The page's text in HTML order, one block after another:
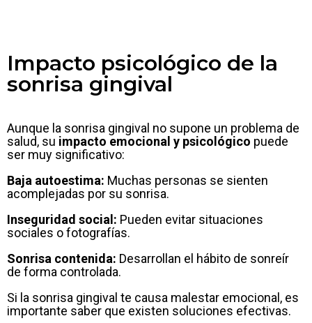
Impacto psicológico de la
sonrisa gingival
Aunque la sonrisa gingival no supone un problema de
salud, su impacto emocional y psicológico puede
ser muy significativo:
Baja autoestima: Muchas personas se sienten
acomplejadas por su sonrisa.
Inseguridad social: Pueden evitar situaciones
sociales o fotografías.
Sonrisa contenida: Desarrollan el hábito de sonreír
de forma controlada.
Si la sonrisa gingival te causa malestar emocional, es
importante saber que existen soluciones efectivas.